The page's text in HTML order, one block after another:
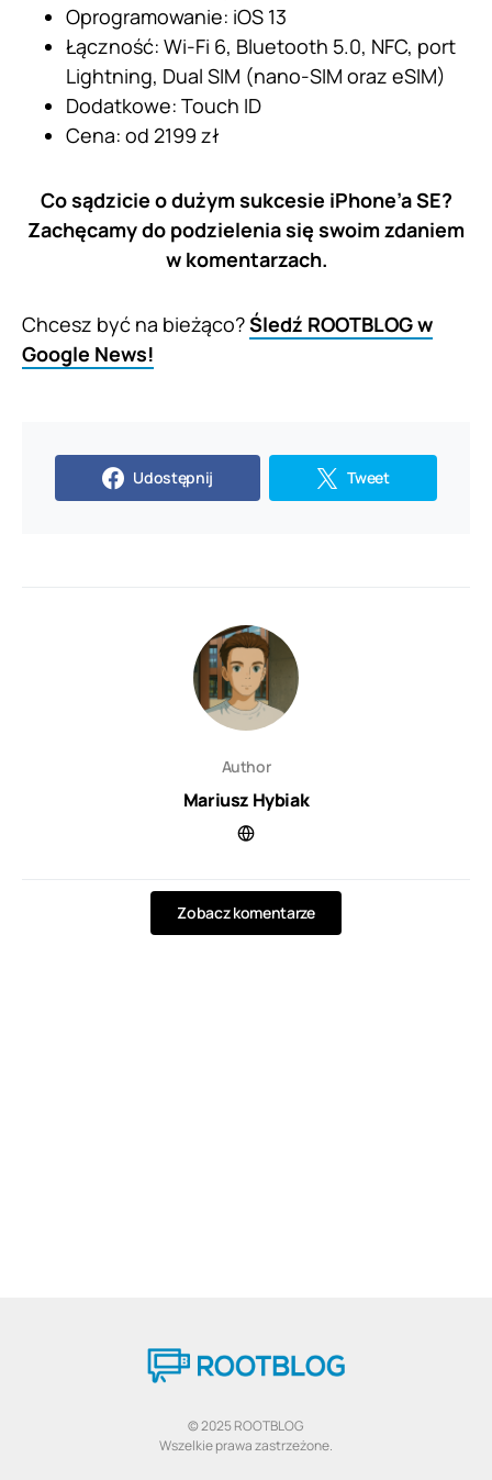
Oprogramowanie: iOS 13
Łączność: Wi-Fi 6, Bluetooth 5.0, NFC, port
Lightning, Dual SIM (nano-SIM oraz eSIM)
Dodatkowe: Touch ID
Cena: od 2199 zł
Co sądzicie o dużym sukcesie iPhone’a SE?
Zachęcamy do podzielenia się swoim zdaniem
w komentarzach.
Chcesz być na bieżąco?Śledź ROOTBLOG w
Google News!
Udostępnij Tweet
Author
Mariusz Hybiak
Zobacz komentarze
© 2025 ROOTBLOG
Wszelkie prawa zastrzeżone.